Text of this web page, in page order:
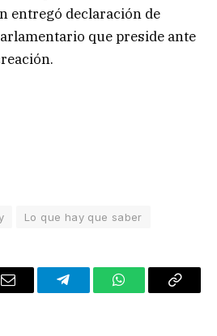
entregó declaración de
que preside ante
Lo que hay que saber
Email TelegramWhatsAppCopy